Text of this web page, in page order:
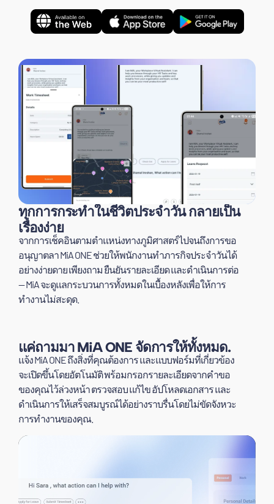
ทุกการกระทำในชีวิตประจำวัน กลายเป็น
เรื่องง่าย
จากการเช็คอินตามตำแหน่งทางภูมิศาสตร์ไปจนถึงการขอ
อนุญาตลา MiA ONE ช่วยให้พนักงานทำภารกิจประจำวันได้
อย่างง่ายดาย เพียงถาม ยืนยันรายละเอียด และดำเนินการต่อ
— MiA จะดูแลกระบวนการทั้งหมดในเบื้องหลังเพื่อให้การ
ทำงานไม่สะดุด.
แค่ถามมา MiA ONE จัดการให้ทั้งหมด.
แจ้ง MiA ONE ถึงสิ่งที่คุณต้องการ และแบบฟอร์มที่เกี่ยวข้อง
จะเปิดขึ้นโดยอัตโนมัติ พร้อมกรอกรายละเอียดจากคำขอ
ของคุณไว้ล่วงหน้า ตรวจสอบ แก้ไข อัปโหลดเอกสาร และ
ดำเนินการให้เสร็จสมบูรณ์ได้อย่างราบรื่นโดยไม่ขัดจังหวะ
การทำงานของคุณ.